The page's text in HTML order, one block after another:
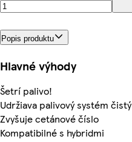
Popis produktu
Hlavné výhody
Šetrí palivo!
Udržiava palivový systém čistý
Zvyšuje cetánové číslo
Kompatibilné s hybridmi